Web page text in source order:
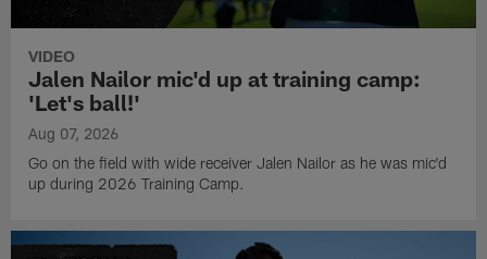
VIDEO
Jalen Nailor mic'd up at training camp:
'Let's ball!'
Aug 07, 2026
Go on the field with wide receiver Jalen Nailor as he was mic'd
up during 2026 Training Camp.